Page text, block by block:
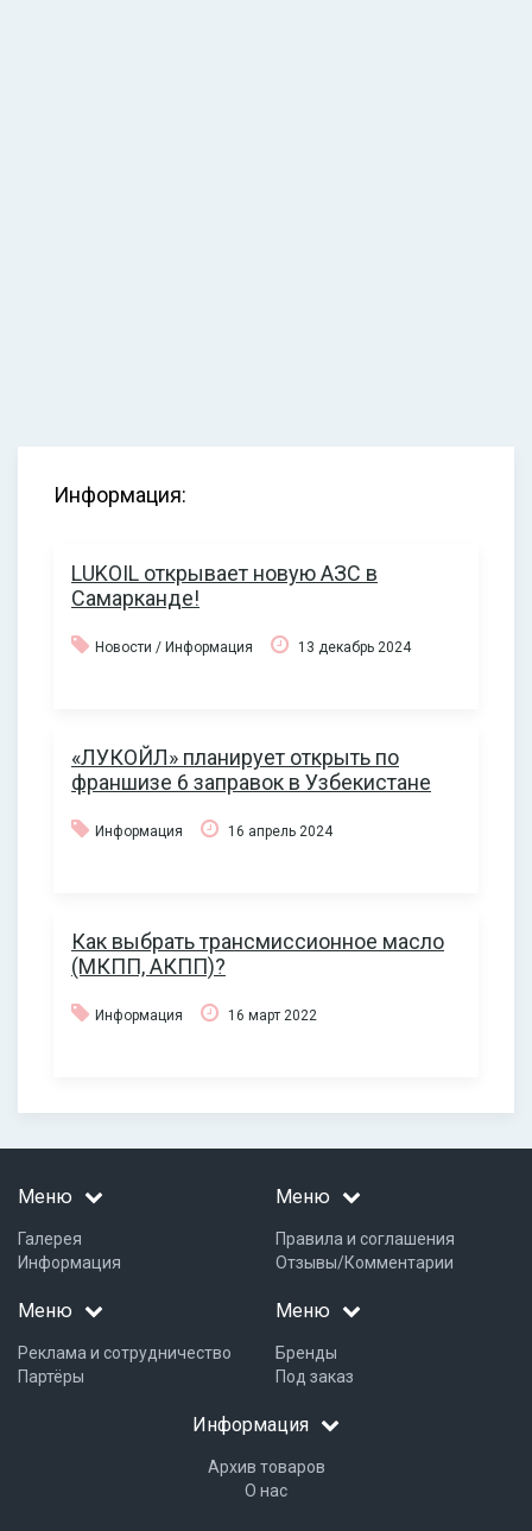
Информация:
LUKOIL открывает новую АЗС в
Самарканде!
Новости / Информация 13 декабрь 2024
«ЛУКОЙЛ» планирует открыть по
франшизе 6 заправок в Узбекистане
Информация 16 апрель 2024
Как выбрать трансмиссионное масло
(МКПП, АКПП)?
Информация 16 март 2022
Меню
Галерея
Информация
Меню
Правила и соглашения
Отзывы/Комментарии
Меню
Реклама и сотрудничество
Партёры
Меню
Бренды
Под заказ
Информация
Архив товаров
О нас